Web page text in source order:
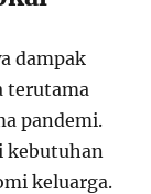
dampak
terutama
pandemi.
kebutuhan
keluarga.